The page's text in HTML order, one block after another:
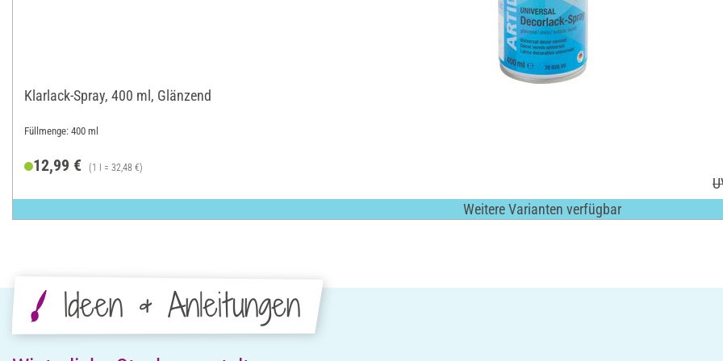
Klarlack-Spray, 400 ml, Glänzend
Füllmenge: 400 ml
12,99 € (1 l = 32,48 €)
Weitere Varianten verfügbar
Ideen & Anleitungen